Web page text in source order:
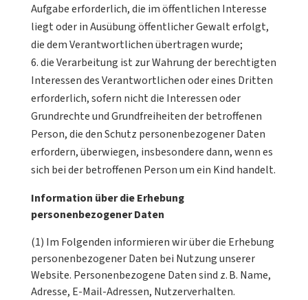
Aufgabe erforderlich, die im öffentlichen Interesse
liegt oder in Ausübung öffentlicher Gewalt erfolgt,
die dem Verantwortlichen übertragen wurde;
die Verarbeitung ist zur Wahrung der berechtigten
Interessen des Verantwortlichen oder eines Dritten
erforderlich, sofern nicht die Interessen oder
Grundrechte und Grundfreiheiten der betroffenen
Person, die den Schutz personenbezogener Daten
erfordern, überwiegen, insbesondere dann, wenn es
sich bei der betroffenen Person um ein Kind handelt.
Information über die Erhebung
personenbezogener Daten
(1) Im Folgenden informieren wir über die Erhebung
personenbezogener Daten bei Nutzung unserer
Website. Personenbezogene Daten sind z. B. Name,
Adresse, E-Mail-Adressen, Nutzerverhalten.